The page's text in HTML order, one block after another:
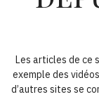
Les articles de ce
exemple des
d’autres sites se